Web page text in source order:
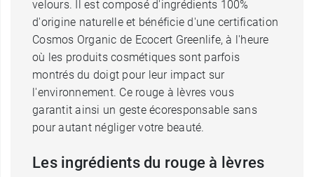
velours. Il est composé d'ingrédients 100%
d'origine naturelle et bénéficie d'une certification
Cosmos Organic de Ecocert Greenlife, à l'heure
où les produits cosmétiques sont parfois
montrés du doigt pour leur impact sur
l'environnement. Ce rouge à lèvres vous
garantit ainsi un geste écoresponsable sans
pour autant négliger votre beauté.
Les ingrédients du rouge à lèvres